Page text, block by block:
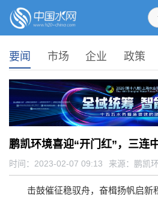
要闻 市场 企业 政策
鹏凯环境喜迎“开门红”，三连
时间：2023-02-07 09:13 来源： 鹏凯
击鼓催征稳驭舟，奋楫扬帆启新